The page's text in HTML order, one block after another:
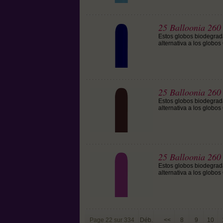
25 Balloonia
Estos globos
alternativa a los globos
25 Balloonia
Estos globos
alternativa a los
25 Balloonia
Estos globos
alternativa a los
Page 22 sur 334 Déb. << 8 9 10